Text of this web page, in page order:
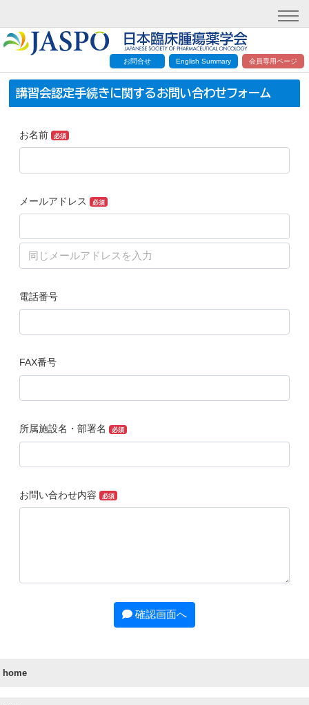
お問合せ English Summary 会員専用ページ
home
講習会認定手続きに関するお問い合わせフォーム
講習会認定手続きに関するお問い合わせ
お名前 必須
メールアドレス 必須
電話番号
FAX番号
所属施設名・部署名 必須
お問い合わせ内容 必須
確認画面へ